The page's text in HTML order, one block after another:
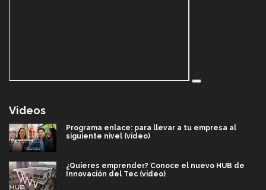
Videos
Programa enlace: para llevar a tu empresa al
siguiente nivel (video)
¿Quieres emprender? Conoce el nuevo HUB de
Innovación del Tec (video)